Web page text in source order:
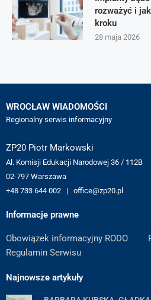
rozważyć i
kroku
28 maja 2026
WROCŁAW WIADOMOŚCI
Regionalny serwis informacyjny
ZP20 Piotr Markowski
Al. Komisji Edukacji Narodowej 36 / 112B
02-797 Warszawa
+48 733 644 002 | office@zp20.pl
Informacje prawne
Obowiązek informacyjny RODO
Regulamin Serwisu
Najnowsze artykuły